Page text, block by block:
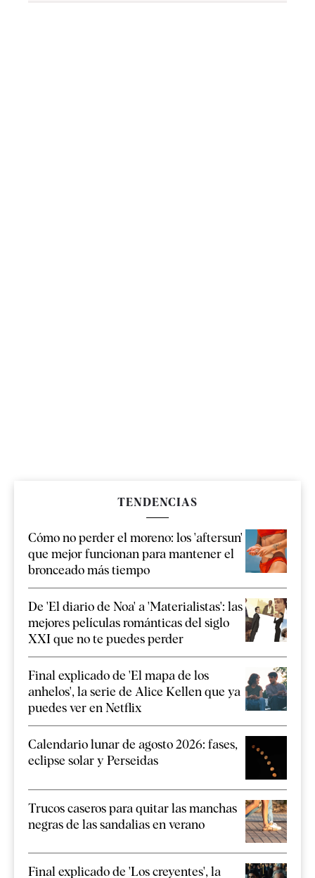
TENDENCIAS
Cómo no perder el moreno: los 'aftersun'
que mejor funcionan para mantener el
bronceado más tiempo
De 'El diario de Noa' a 'Materialistas': las
mejores películas románticas del siglo
XXI que no te puedes perder
Final explicado de 'El mapa de los
anhelos', la serie de Alice Kellen que ya
puedes ver en Netflix
Calendario lunar de agosto 2026: fases,
eclipse solar y Perseidas
Trucos caseros para quitar las manchas
negras de las sandalias en verano
Final explicado de 'Los creyentes', la